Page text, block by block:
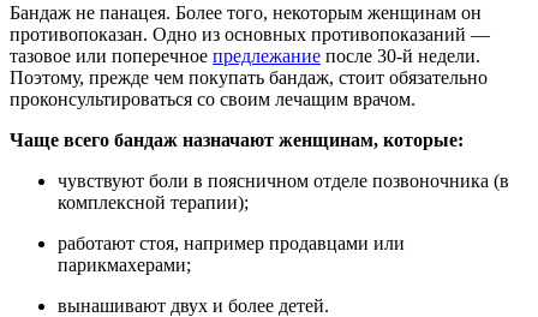
Бандаж не панацея. Более того, некоторым женщинам он
противопоказан. Одно из основных противопоказаний —
тазовое или поперечное предлежание после 30-й недели.
Поэтому, прежде чем покупать бандаж, стоит обязательно
проконсультироваться со своим лечащим врачом.
Чаще всего бандаж назначают женщинам, которые:
чувствуют боли в поясничном отделе позвоночника (в
комплексной терапии);
работают стоя, например продавцами или
парикмахерами;
вынашивают двух и более детей.